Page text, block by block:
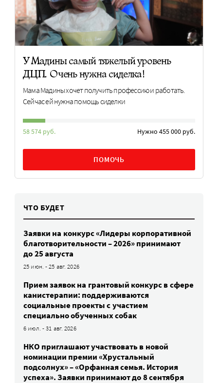
У Мадины самый тяжелый уровень
ДЦП. Очень нужна сиделка!
Мама Мадины хочет получить профессию и работать.
Сейчас ей нужна помощь сиделки
58 574 руб. Нужно 455 000 руб.
ПОМОЧЬ
ЧТО БУДЕТ
Заявки на конкурс «Лидеры корпоративной
благотворительности – 2026» принимают
до 25 августа
25 июн. - 25 авг. 2026
Прием заявок на грантовый конкурс в сфере
канистерапии: поддерживаются
социальные проекты с участием
специально обученных собак
6 июл. - 31 авг. 2026
НКО приглашают участвовать в новой
номинации премии «Хрустальный
подсолнух» – «Орфанная семья. История
успеха». Заявки принимают до 8 сентября